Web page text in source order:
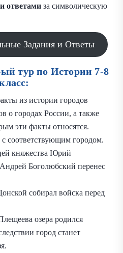
ответами за символическую
Задания и Ответы
тур по Истории 7-8
из истории городов
о городах России, а также
эти факты относятся.
соответствующим городом.
княжества Юрий
Боголюбский перенес
собирал войска перед
озера родился
город станет